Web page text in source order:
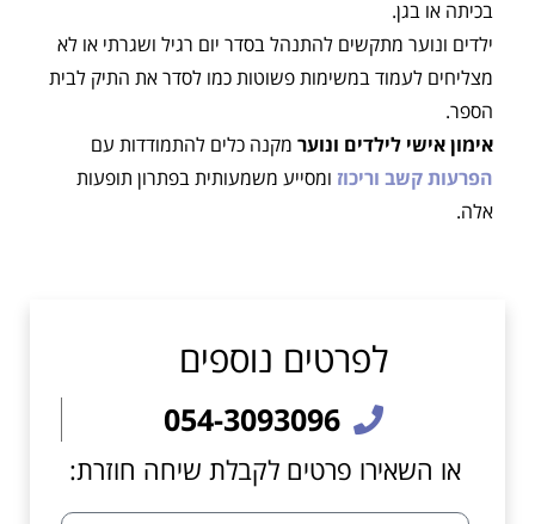
בכיתה או בגן.
ילדים ונוער מתקשים להתנהל בסדר יום רגיל ושגרתי או לא
מצליחים לעמוד במשימות פשוטות כמו לסדר את התיק לבית
הספר.
אימון אישי לילדים ונוער מקנה כלים להתמודדות עם
הפרעות קשב וריכוז ומסייע משמעותית בפתרון תופעות
אלה.
לפרטים נוספים
054-3093096
או השאירו פרטים לקבלת שיחה חוזרת: